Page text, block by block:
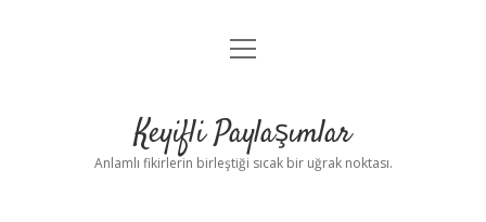
Anasayfa
Yasal Uyarı
menüyü
Keyifli Paylaşımlar
Anlamlı fikirlerin birleştiği sıcak bir uğrak noktası.